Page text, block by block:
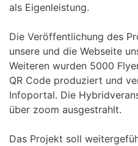
als Eigenleistung.
Die Veröffentlichung des
unsere und die Webseite
Weiteren wurden 5000
QR Code produziert und
Infoportal. Die
über zoom ausgestrahlt.
Das Projekt soll